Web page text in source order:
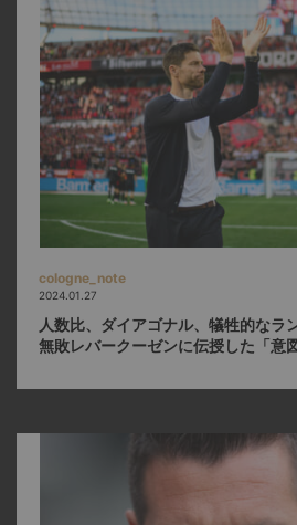
cologne_note
2024.01.27
人数比、ダイアゴナル、犠牲的なラ
無敗レバークーゼンに伝授した「意